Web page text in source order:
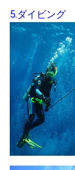
5.ダイビング